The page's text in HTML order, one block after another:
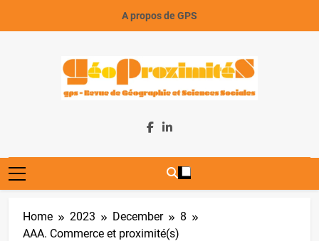
A propos de GPS
GeoProximiteS
Home 2023 December
8
AAA. Commerce et proximité(s)